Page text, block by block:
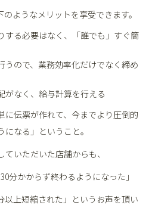
ようなメリットを享受できます。
する必要はなく、「誰でも」すぐ簡
うので、業務効率化だけでなく締め
がなく、給与計算を行える
に伝票が作れて、今までより圧倒的
なる」ということ。
いただいた店舗からも、
分かからず終わるようになった」
以上短縮された」というお声を頂い